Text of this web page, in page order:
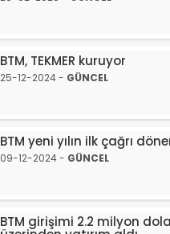
BTM, TEKMER kuruyor
25-12-2024 - GÜNCEL
BTM yeni yılın ilk çağrı
09-12-2024 - GÜNCEL
BTM girişimi 2.2 milyon